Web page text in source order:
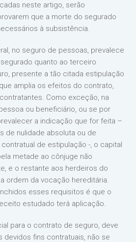
neste artigo, serão
que a morte do segurado
à subsistência.
no seguro de pessoas, prevalece
quanto ao terceiro
presente a tão citada estipulação
amplia os efeitos do contrato,
Como exceção, na
ou beneficiário, ou se por
a indicação que for feita –
de nulidade absoluta ou de
de estipulação -, o capital
metade ao cônjuge não
e o restante aos herdeiros do
ordem da vocação hereditária.
esses requisitos é que o
estudado terá aplicação.
para o contrato de seguro, deve
devidos fins contratuais, não se